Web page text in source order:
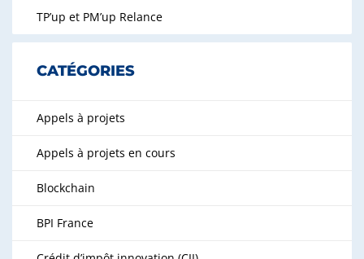
TP’up et PM’up Relance
CATÉGORIES
Appels à projets
Appels à projets en cours
Blockchain
BPI France